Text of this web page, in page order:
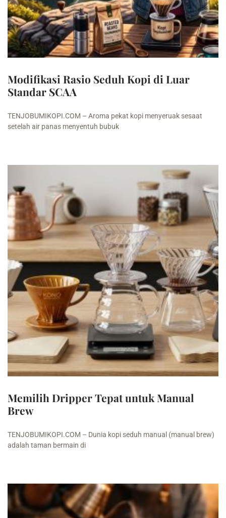
Modifikasi Rasio Seduh Kopi di Luar
Standar SCAA
TENJOBUMIKOPI.COM – Aroma pekat kopi menyeruak sesaat
setelah air panas menyentuh bubuk
Memilih Dripper Tepat untuk Manual
Brew
TENJOBUMIKOPI.COM – Dunia kopi seduh manual (manual brew)
adalah taman bermain di